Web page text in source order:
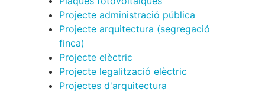
Projecte administració pública
Projecte arquitectura (segregació
finca)
Projecte elèctric
Projecte legalització elèctric
Projectes d'arquitectura